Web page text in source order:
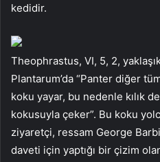
kedidir.
Theophrastus, VI, 5, 2,
Plantarum’da “Panter diğer
koku yayar, bu nedenle kılık
kokusuyla çeker”. Bu koku
ziyaretçi, ressam George
daveti için yaptığı bir çizim